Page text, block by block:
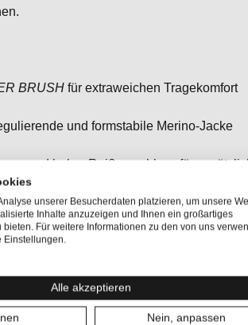
BRUSH für extraweichen Tragekomfort
und formstabile Merino-Jacke
und hoher Reißverschluss für
für vielseitige Nutzung
für sämtliche Sportarten, Lifestyle
unserer Besucherdaten platzieren, um unsere
Inhalte anzuzeigen und Ihnen ein großartiges
Für weitere Informationen zu den von uns
Einstellungen.
Alle akzeptieren
Nein, anpassen